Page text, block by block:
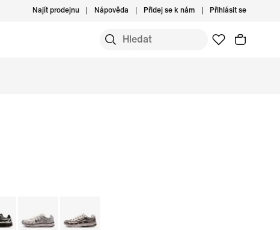
Najít prodejnu Nápověda Přidej se k nám Přihlásit se